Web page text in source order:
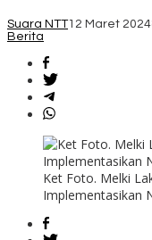
Suara NTT12 Maret 2024
Berita
Ket Foto. Melki
Implementasikan